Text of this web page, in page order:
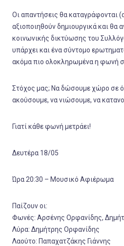
Οι απαντήσεις θα καταγράφονται
αξιοποιηθούν δημιουργικά και θα
κοινωνικής δικτύωσης του
υπάρχει και ένα σύντομο
ακόμα πιο ολοκληρωμένα η φωνή
Στόχος μας; Να δώσουμε χώρο σε
ακούσουμε, να νιώσουμε, να
Γιατί κάθε φωνή μετράει!
Δευτέρα 18/05
Ώρα 20:30 – Μουσικό Αφιέρωμα
Παίζουν οι:
Φωνές: Αρσένης Ορφανίδης,
Λύρα: Δημήτρης Ορφανίδης
Λαούτο: Παπαχατζάκης Γιάννης